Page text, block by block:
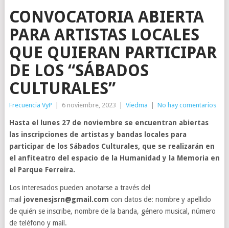
CONVOCATORIA ABIERTA
PARA ARTISTAS LOCALES
QUE QUIERAN PARTICIPAR
DE LOS “SÁBADOS
CULTURALES”
Frecuencia VyP 6 noviembre, 2023 Viedma No hay comentarios
Hasta el lunes 27 de noviembre se encuentran abiertas
las inscripciones de artistas y bandas locales para
participar de los Sábados Culturales, que se realizarán en
el anfiteatro del espacio de la Humanidad y la Memoria en
el Parque Ferreira.
Los interesados pueden anotarse a través del
mail jovenesjsrn@gmail.com con datos de: nombre y apellido
de quién se inscribe, nombre de la banda, género musical, número
de teléfono y mail.